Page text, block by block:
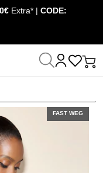
Extra* | CODE:
FAST WEG